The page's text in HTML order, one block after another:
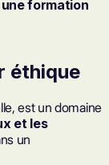
formation
éthique
est un domaine
et les
un